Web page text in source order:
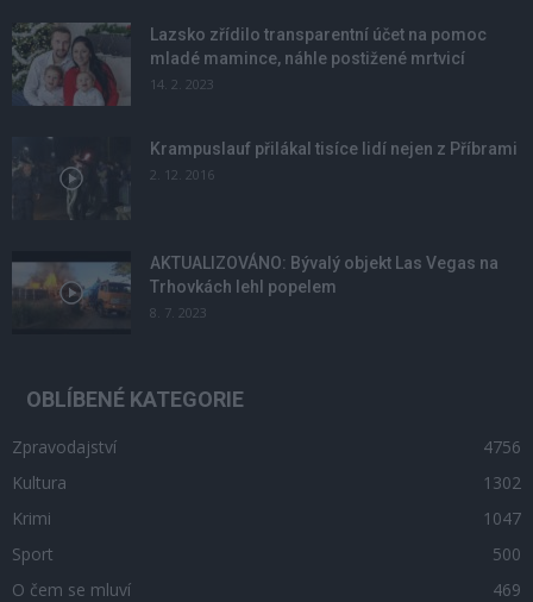
Lazsko zřídilo transparentní účet na pomoc
mladé mamince, náhle postižené mrtvicí
14. 2. 2023
Krampuslauf přilákal tisíce lidí nejen z Příbrami
2. 12. 2016
AKTUALIZOVÁNO: Bývalý objekt Las Vegas na
Trhovkách lehl popelem
8. 7. 2023
OBLÍBENÉ KATEGORIE
Zpravodajství
4756
Kultura
1302
Krimi
1047
Sport
500
O čem se mluví
469